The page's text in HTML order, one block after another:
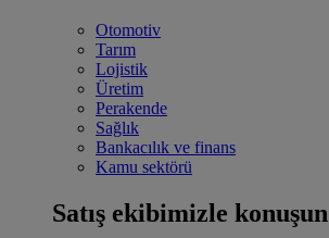
Otomotiv
Tarım
Lojistik
Üretim
Perakende
Sağlık
Bankacılık ve finans
Kamu sektörü
Satış ekibimizle konuşun